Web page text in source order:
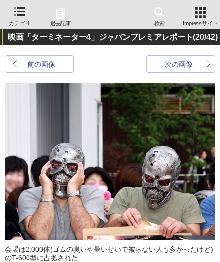
カテゴリ 過去記事 検索 Impressサイト
映画「ターミネーター4」ジャパンプレミアレポート(20/42)
前の画像 次の画像
会場は2,000体(ゴムの臭いや暑いせいで被らない人も多かったけど)
のT-600型に占拠された